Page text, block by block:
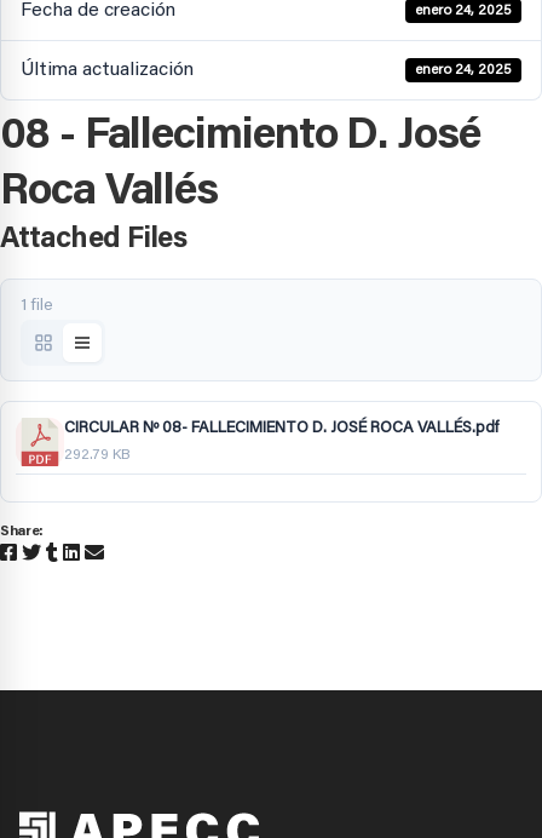
Fecha de creación enero 24, 2025
Última actualización enero 24, 2025
08 - Fallecimiento D. José
Roca Vallés
Attached Files
1 file
CIRCULAR Nº 08- FALLECIMIENTO D. JOSÉ ROCA VALLÉS.pdf
292.79 KB
Share: